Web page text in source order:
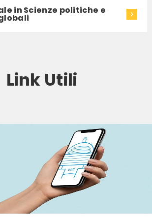
in Scienze politiche e
Link Utili